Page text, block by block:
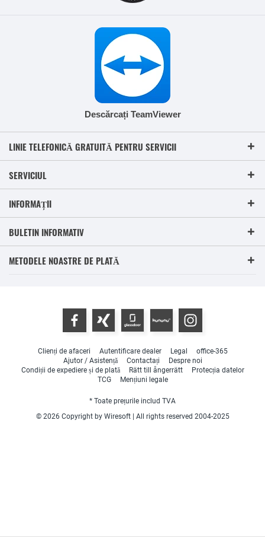
Descărcați TeamViewer
LINIE TELEFONICĂ GRATUITĂ PENTRU SERVICII
SERVICIUL
INFORMAȚII
BULETIN INFORMATIV
METODELE NOASTRE DE PLATĂ
Clienți de afaceri Autentificare dealer Legal
office-365
Ajutor / Asistență
Contactați
Despre noi
Condiții de expediere și de plată
Rätt till ångerrätt
Protecția datelor
TCG
Mențiuni legale
* Toate prețurile includ TVA
© 2026 Copyright by Wiresoft | All rights reserved 2004-2025